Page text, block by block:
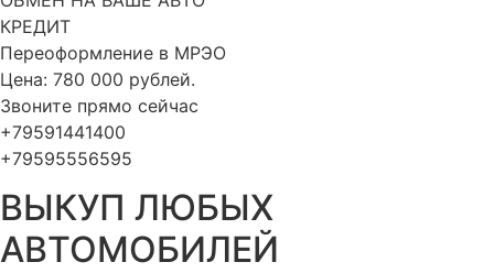
КРЕДИТ
Переоформление в МРЭО
Цена: 780 000 рублей.
Звоните прямо сейчас
+79591441400
+79595556595
ВЫКУП ЛЮБЫХ
АВТОМОБИЛЕЙ